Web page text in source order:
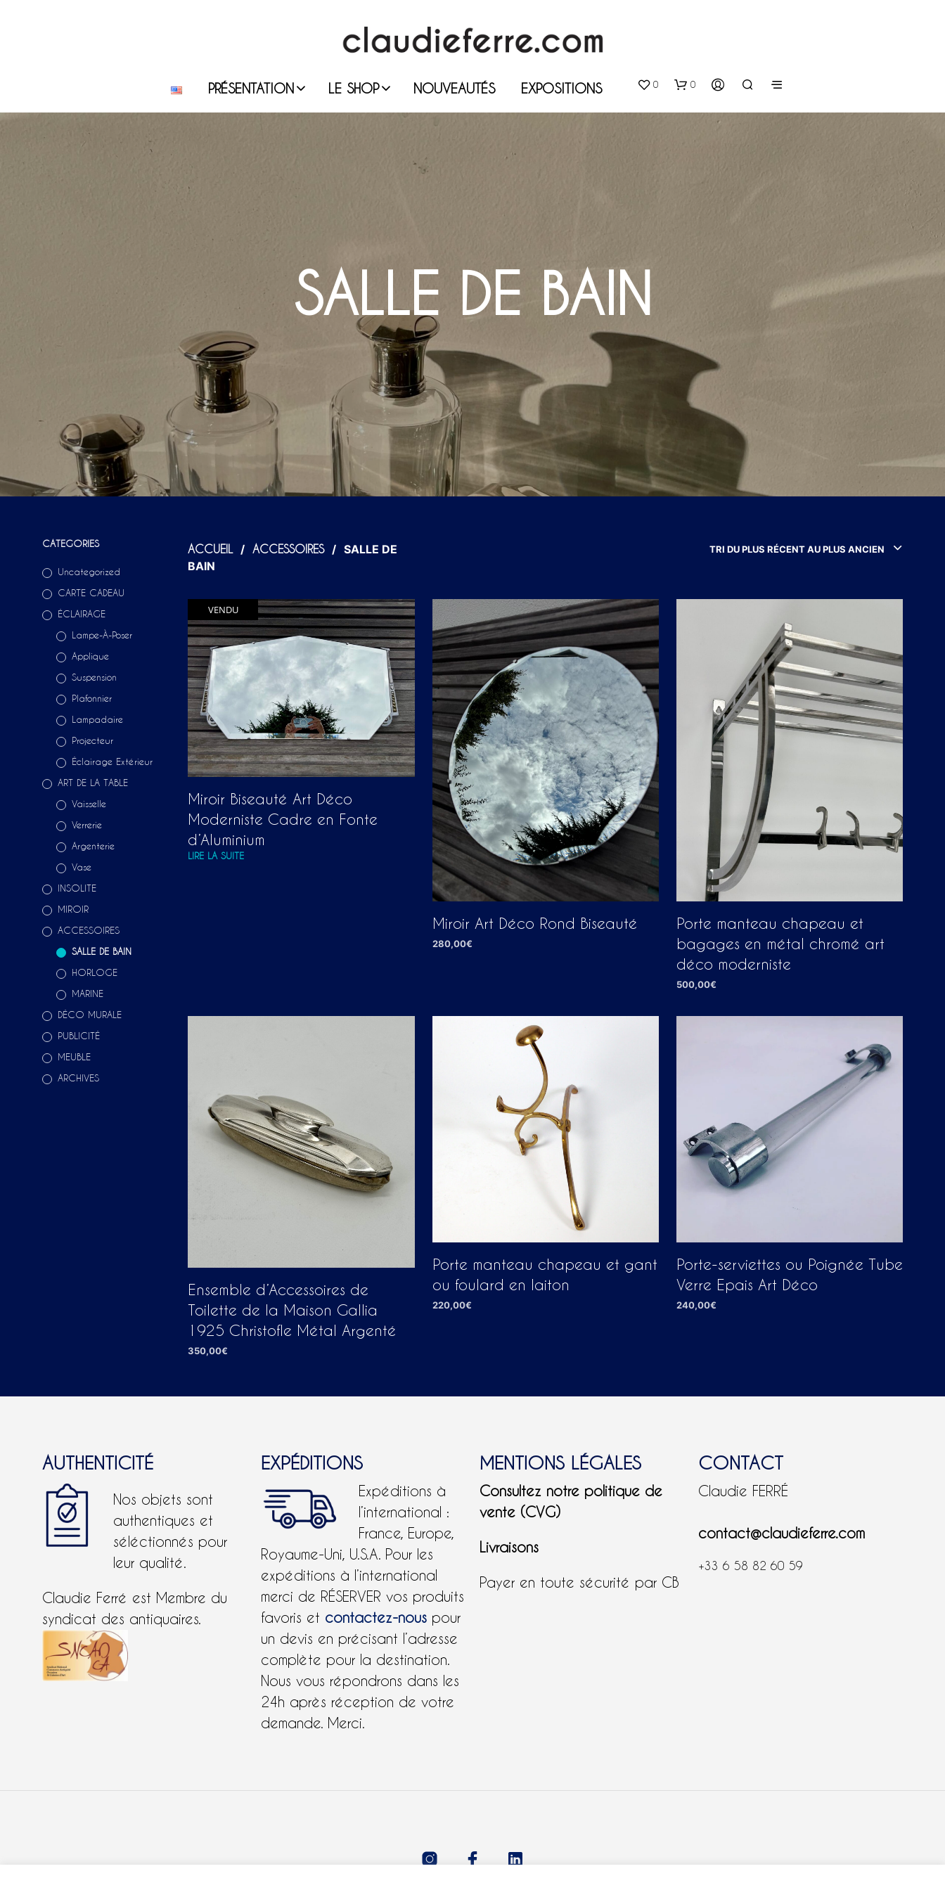
PRÉSENTATION LE SHOP NOUVEAUTÉS EXPOSITIONS 0 0
I
E
S
SALLE DE BAIN
CATEGORIES
Uncategorized
CARTE CADEAU
ÉCLAIRAGE
Lampe-À-Poser
Applique
Suspension
Plafonnier
Lampadaire
Projecteur
Éclairage Extérieur
ART DE LA TABLE
Vaisselle
Verrerie
Argenterie
Vase
INSOLITE
MIROIR
ACCESSOIRES
SALLE DE BAIN
HORLOGE
MARINE
DÉCO MURALE
PUBLICITÉ
MEUBLE
ARCHIVES
ACCUEIL / ACCESSOIRES / SALLE DE
BAIN
TRI DU PLUS RÉCENT AU PLUS ANCIEN
VENDU
Miroir Biseauté Art Déco
Moderniste Cadre en Fonte
d’Aluminium
LIRE LA SUITE
Miroir Art Déco Rond Biseauté
280,00€
Porte manteau chapeau et
bagages en métal chromé art
déco moderniste
500,00€
Ensemble d’Accessoires de
Toilette de la Maison Gallia
1925 Christofle Métal Argenté
350,00€
Porte manteau chapeau et gant
ou foulard en laiton
220,00€
Porte-serviettes ou Poignée Tube
Verre Epais Art Déco
240,00€
AUTHENTICITÉ
Nos objets sont
authentiques et
séléctionnés pour
leur qualité.
Claudie Ferré est Membre du
syndicat des antiquaires.
EXPÉDITIONS
Expéditions à
l’international :
France, Europe,
Royaume-Uni, U.S.A. Pour les
expéditions à l’international
merci de RÉSERVER vos produits
favoris et contactez-nous pour
un devis en précisant l’adresse
complète pour la destination.
Nous vous répondrons dans les
24h après réception de votre
demande. Merci.
MENTIONS LÉGALES
Consultez notre politique de
vente (CVG)
Livraisons
Payer en toute sécurité par CB
CONTACT
Claudie FERRÉ
contact@claudieferre.com
+33 6 58 82 60 59